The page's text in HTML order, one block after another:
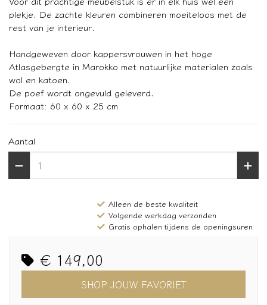
plekje. De zachte kleuren combineren moeiteloos met de
rest van je interieur.
Handgeweven door kappersvrouwen in het hoge
Atlasgebergte in Marokko met natuurlijke materialen zoals
wol en katoen.
De poef wordt ongevuld geleverd.
Formaat: 60 x 60 x 25 cm
Aantal
Alleen de beste kwaliteit
Volgende werkdag verzonden
Gratis ophalen tijdens de openingsuren
€ 149,00
SHOP JOUW FAVORIET